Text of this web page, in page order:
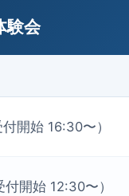
験会
開始 16:30〜）
開始 12:30〜）